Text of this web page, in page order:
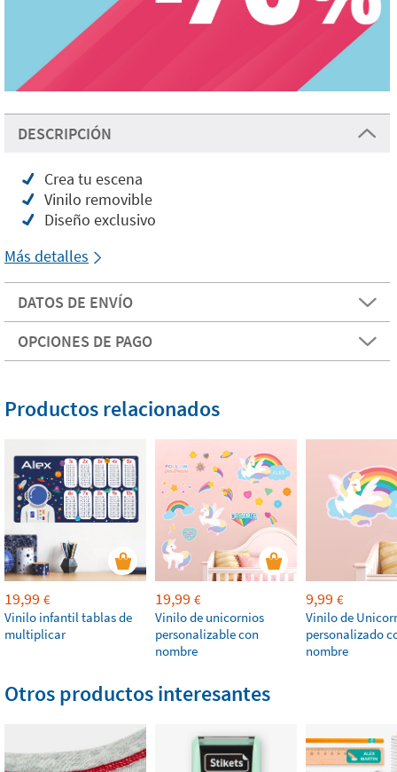
DESCRIPCIÓN
Crea tu escena
Vinilo removible
Diseño exclusivo
Más detalles
DATOS DE ENVÍO
OPCIONES DE PAGO
Productos relacionados
19,99 €
Vinilo infantil tablas de
multiplicar
19,99 €
Vinilo de unicornios
personalizable con
nombre
9,99 €
Vinilo de
personalizado
nombre
Otros productos interesantes